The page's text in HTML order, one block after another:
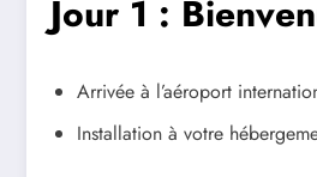
Jour 1 :
Arrivée à l’aéroport
Installation à votre